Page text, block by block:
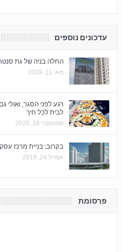
עדכונים נוספים
החלה בניה של גת
מאי 11, 2019
רגע לפני הסגר, ואולי
לבית לכל חיך
ספטמבר 18, 2020
בקרוב: בניית מרכז
אפריל 24, 2019
פרסומת